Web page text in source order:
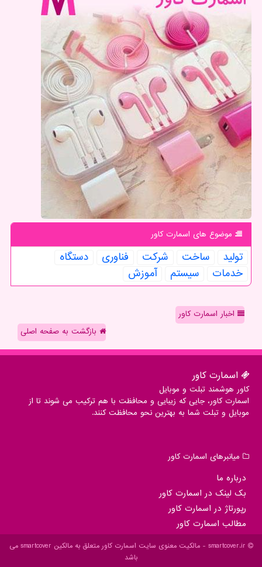
موضوع های اسمارت كاور
تولید ساخت شركت فناوری
دستگاه
خدمات
سیستم آموزش
اخبار اسمارت کاور
بازگشت به صفحه اصلی
اسمارت كاور
کاور هوشمند تبلت و موبایل
اسمارت کاور، جایی که زیبایی و محافظت با هم ترکیب می شوند تا از
موبایل و تبلت شما به بهترین نحو محافظت کنند.
میانبرهای اسمارت كاور
درباره ما
بک لینک در اسمارت كاور
رپورتاژ در اسمارت كاور
مطالب اسمارت كاور
smartcover.ir - مالکیت معنوی سایت اسمارت كاور متعلق به مالکین smartcover می
باشد